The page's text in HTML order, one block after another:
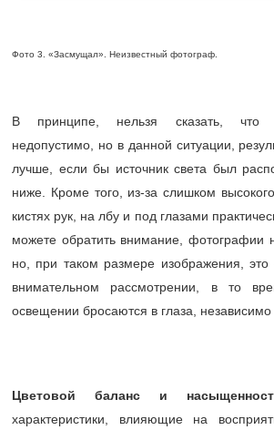
Фото 3. «Засмущал». Неизвестный фотограф.
В принципе, нельзя сказать, что
недопустимо, но в данной ситуации,
лучше, если бы источник света был
ниже. Кроме того, из-за слишком
кистях рук, на лбу и под глазами
можете обратить внимание, фотографии
но, при таком размере изображения, это
внимательном рассмотрении, в то
освещении бросаются в глаза,
Цветовой баланс и
характеристики, влияющие на